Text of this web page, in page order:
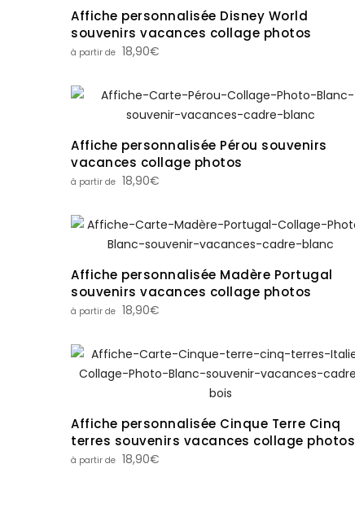
Affiche personnalisée Disney World
souvenirs vacances collage photos
18,90€
Affiche personnalisée Pérou souvenirs
vacances collage photos
18,90€
Affiche personnalisée Madère Portugal
souvenirs vacances collage photos
18,90€
Affiche personnalisée Cinque Terre Cinq
terres souvenirs vacances collage photos
18,90€